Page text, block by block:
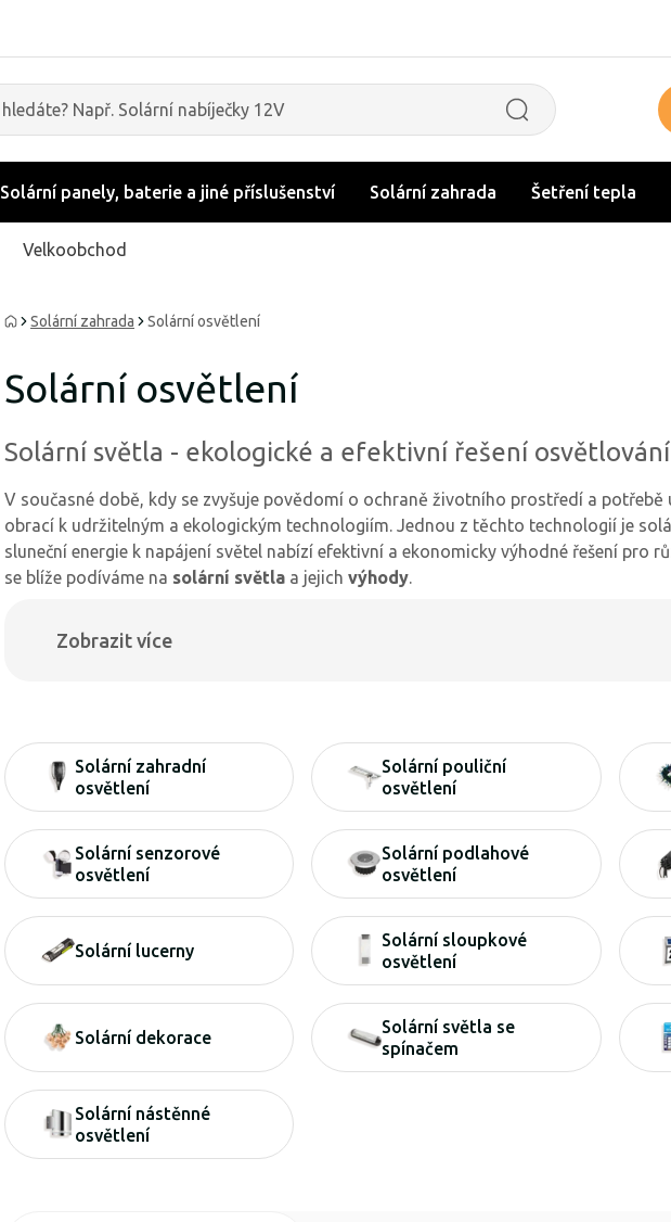
Solární panely, baterie a jiné příslušenství Solární zahrada Šetření tepla
Velkoobchod
Solární zahrada Solární osvětlení
Solární osvětlení
Solární světla - ekologické a efektivní řešení osvětlování
V současné době, kdy se zvyšuje povědomí o ochraně životního prostředí a potřebě
obrací k udržitelným a ekologickým technologiím. Jednou z těchto technologií je
sluneční energie k napájení světel nabízí efektivní a ekonomicky výhodné řešení pro
se blíže podíváme na solární světla a jejich výhody.
Zobrazit více
Solární zahradní
osvětlení
Solární pouliční
osvětlení
Solární senzorové
osvětlení
Solární podlahové
osvětlení
Solární lucerny
Solární sloupkové
osvětlení
Solární dekorace
Solární světla se
spínačem
Solární nástěnné
osvětlení